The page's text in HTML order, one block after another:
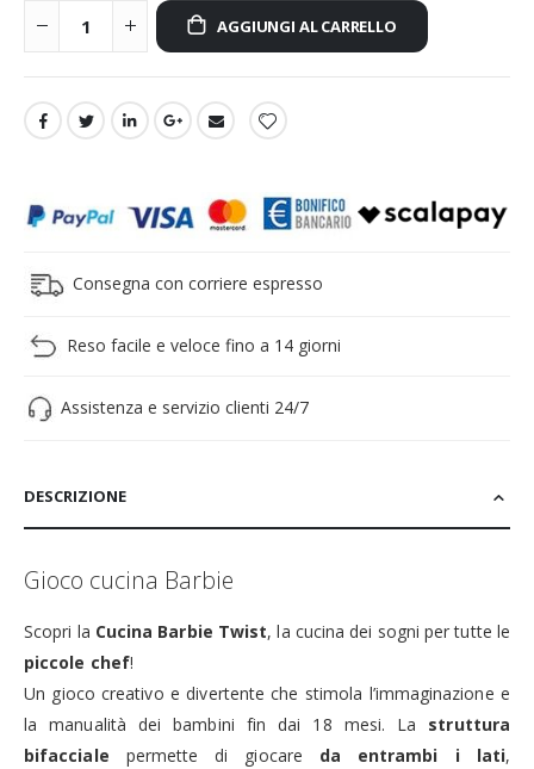
AGGIUNGI AL CARRELLO
Consegna con corriere espresso
Reso facile e veloce fino a 14 giorni
Assistenza e servizio clienti 24/7
DESCRIZIONE
Gioco cucina Barbie
Scopri la Cucina Barbie Twist, la cucina dei sogni per tutte le
piccole chef!
Un gioco creativo e divertente che stimola l’immaginazione e
la manualità dei bambini fin dai 18 mesi. La struttura
bifacciale permette di giocare da entrambi i lati,